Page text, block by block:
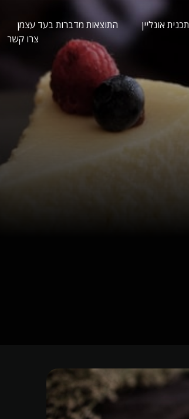
תכנית אונליין התוצאות מדברות בעד עצמן
צרו קשר